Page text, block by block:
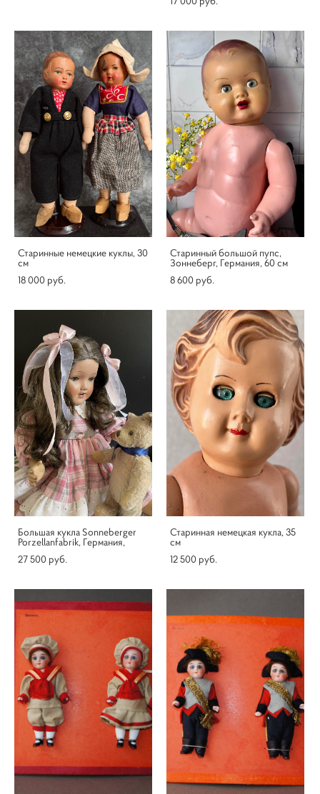
Старинные немецкие куклы, 30
см
18 000 pуб.
Старинный большой пупс,
Зоннеберг, Германия, 60 см
8 600 pуб.
Большая кукла Sonneberger
Porzellanfabrik, Германия,
27 500 pуб.
Старинная немецкая кукла, 35
см
12 500 pуб.